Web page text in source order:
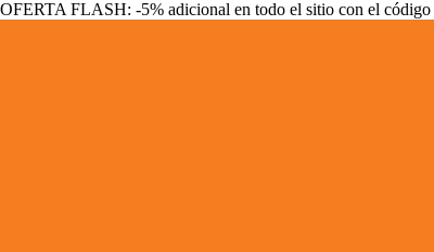
OFERTA FLASH: -5% adicional en todo el sitio con el código